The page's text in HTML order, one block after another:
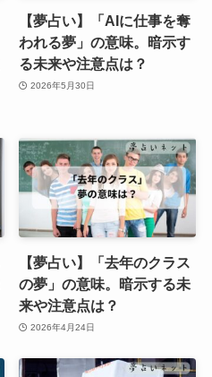
【夢占い】「AIに仕事を奪
われる夢」の意味。暗示す
る未来や注意点は？
2026年5月30日
【夢占い】「去年のクラス
の夢」の意味。暗示する未
来や注意点は？
2026年4月24日